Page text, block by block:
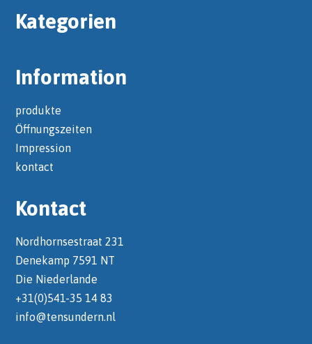
Kategorien
Information
produkte
Öffnungszeiten
Impression
kontact
Kontact
Nordhornsestraat 231
Denekamp 7591 NT
Die Niederlande
+31(0)541-35 14 83
info@tensundern.nl